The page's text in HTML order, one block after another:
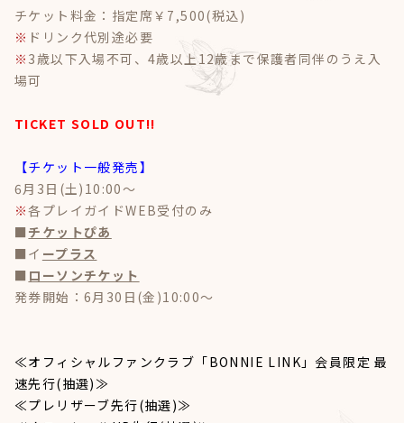
チケット料金：指定席￥7,500(税込)
※ ドリンク代別途必要
※ 3歳以下入場不可、4歳以上12歳まで保護者同伴のうえ入
場可
TICKET SOLD OUT!!
【チケット一般発売】
6月3日(土)10:00～
※各プレイガイドWEB受付のみ
■チケットぴあ
■イ ープラス
■ ローソンチケット
発券開始：6月30日(金)10:00～
≪オフィシャルファンクラブ「BONNIE LINK」会員限定 最
速先行(抽選)≫
≪プレリザーブ先行(抽選)≫